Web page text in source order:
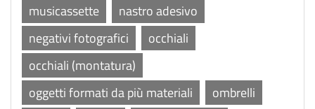
musicassette
nastro adesivo
negativi fotografici
occhiali
occhiali (montatura)
oggetti formati da più materiali
ombrelli